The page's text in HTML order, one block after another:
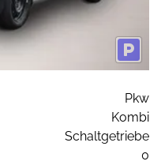
Pkw
Kombi
Schaltgetriebe
0